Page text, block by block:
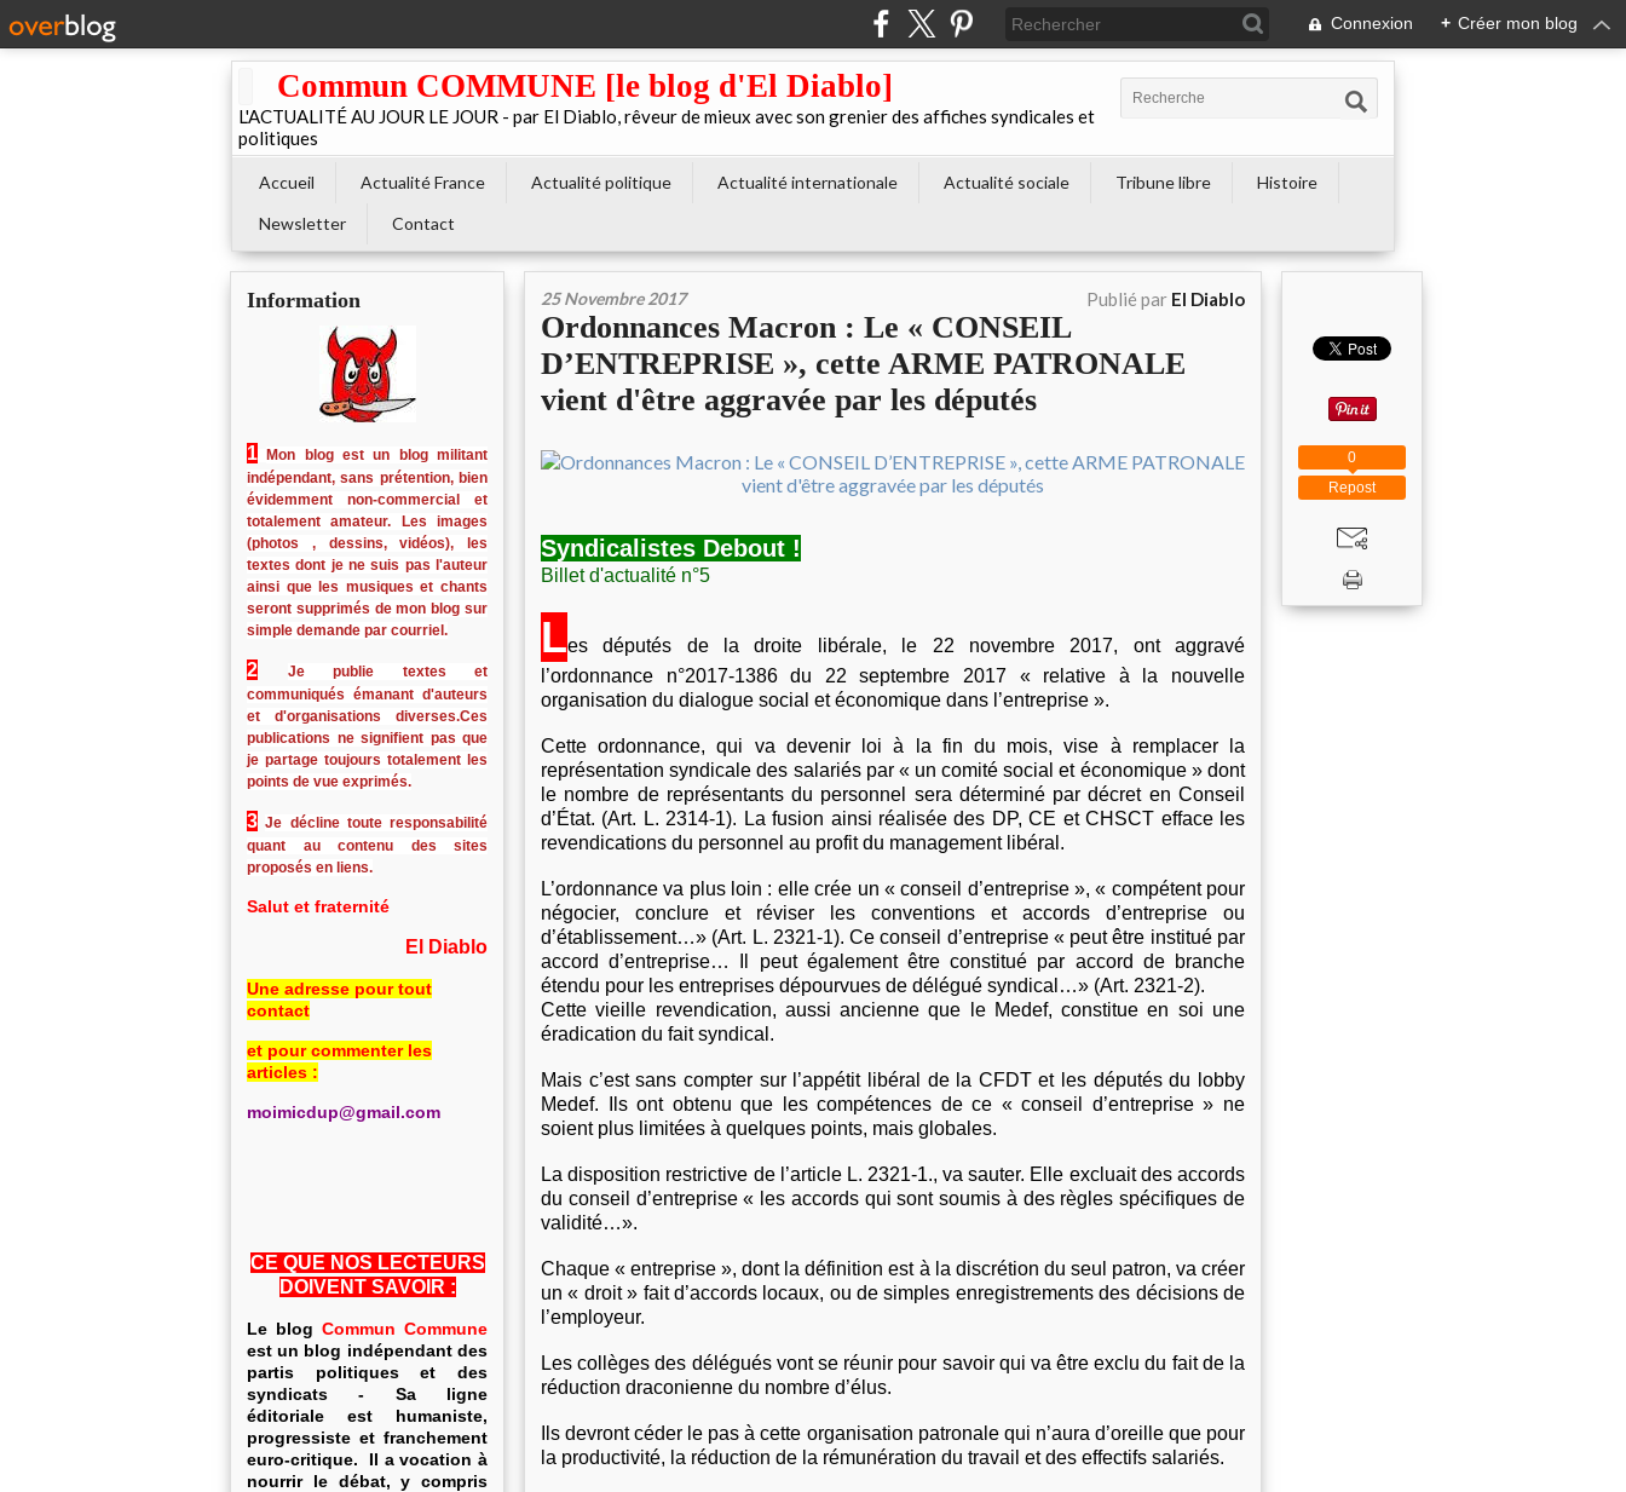
Connexion + Créer mon blog
Commun COMMUNE [le blog d'El Diablo]
L'ACTUALITÉ AU JOUR LE JOUR - par El Diablo, rêveur de mieux avec son grenier des affiches syndicales et
politiques
Accueil Actualité France Actualité politique Actualité internationale Actualité sociale Tribune libre
Histoire
Newsletter
Contact
Information
1
Mon blog est un blog militant
indépendant, sans prétention, bien
évidemment non-commercial et
totalement amateur. Les images
(photos , dessins, vidéos), les
textes dont je ne suis pas l'auteur
ainsi que les musiques et chants
seront supprimés de mon blog sur
simple demande par courriel.
2
Je publie textes et
communiqués émanant d'auteurs
et d'organisations diverses.Ces
publications ne signifient pas que
je partage toujours totalement les
points de vue exprimés.
3 Je décline toute responsabilité
quant au contenu des sites
proposés en liens.
Salut et fraternité
El Diablo
Une adresse pour tout
contact
et pour commenter les
articles :
moimicdup@gmail.com
CE QUE NOS LECTEURS
DOIVENT SAVOIR :
Le blog Commun Commune
est un blog indépendant des
partis politiques et des
syndicats - Sa ligne
éditoriale est humaniste,
progressiste et franchement
euro-critique. Il a vocation à
nourrir le débat, y compris
25 Novembre 2017 Publié par El Diablo
Ordonnances Macron : Le « CONSEIL
D’ENTREPRISE », cette ARME PATRONALE
vient d'être aggravée par les députés
Syndicalistes Debout !
Billet d'actualité n°5
Les députés de la droite libérale, le 22 novembre 2017, ont aggravé
l’ordonnance n°2017-1386 du 22 septembre 2017 « relative à la nouvelle
organisation du dialogue social et économique dans l’entreprise ».
Cette ordonnance, qui va devenir loi à la fin du mois, vise à remplacer la
représentation syndicale des salariés par « un comité social et économique » dont
le nombre de représentants du personnel sera déterminé par décret en Conseil
d’État. (Art. L. 2314-1). La fusion ainsi réalisée des DP, CE et CHSCT efface les
revendications du personnel au profit du management libéral.
L’ordonnance va plus loin : elle crée un « conseil d’entreprise », « compétent pour
négocier, conclure et réviser les conventions et accords d’entreprise ou
d’établissement…» (Art. L. 2321-1). Ce conseil d’entreprise « peut être institué par
accord d’entreprise… Il peut également être constitué par accord de branche
étendu pour les entreprises dépourvues de délégué syndical…» (Art. 2321-2).
Cette vieille revendication, aussi ancienne que le Medef, constitue en soi une
éradication du fait syndical.
Mais c’est sans compter sur l’appétit libéral de la CFDT et les députés du lobby
Medef. Ils ont obtenu que les compétences de ce « conseil d’entreprise » ne
soient plus limitées à quelques points, mais globales.
La disposition restrictive de l’article L. 2321-1., va sauter. Elle excluait des accords
du conseil d’entreprise « les accords qui sont soumis à des règles spécifiques de
validité…».
Chaque « entreprise », dont la définition est à la discrétion du seul patron, va créer
un « droit » fait d’accords locaux, ou de simples enregistrements des décisions de
l’employeur.
Les collèges des délégués vont se réunir pour savoir qui va être exclu du fait de la
réduction draconienne du nombre d’élus.
Ils devront céder le pas à cette organisation patronale qui n’aura d’oreille que pour
la productivité, la réduction de la rémunération du travail et des effectifs salariés.
Repost
0